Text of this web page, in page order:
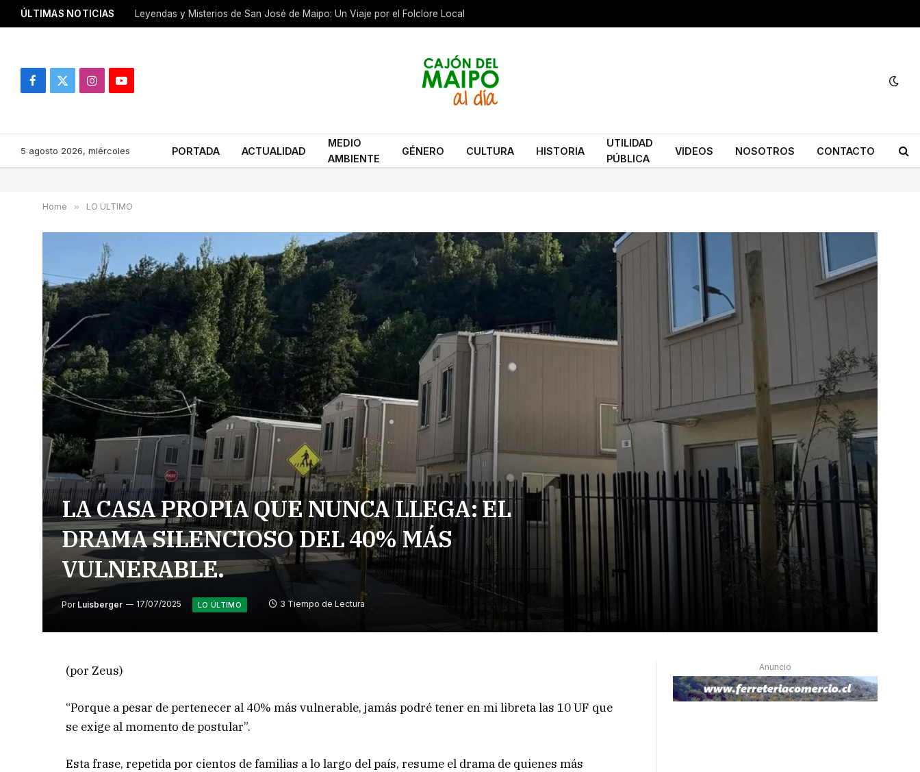
ÚLTIMAS NOTICIAS Leyendas y Misterios de San José de Maipo: Un Viaje por el Folclore Local
Facebook
X
InstagramYouTube
5 agosto 2026, miércoles PORTADA ACTUALIDAD
MEDIO
AMBIENTE
GÉNERO CULTURA HISTORIA
UTILIDAD
PÚBLICA
VIDEOS NOSOTROS CONTACTO
Home » LO ÚLTIMO
LA CASA PROPIA QUE NUNCA LLEGA: EL
DRAMA SILENCIOSO DEL 40% MÁS
VULNERABLE.
Por Luisberger 17/07/2025 LO ÚLTIMO 3 Tiempo de Lectura
(por Zeus)
“Porque a pesar de pertenecer al 40% más vulnerable, jamás podré tener en mi libreta las 10 UF que
se exige al momento de postular”.
Esta frase, repetida por cientos de familias a lo largo del país, resume el drama de quienes más
Anuncio